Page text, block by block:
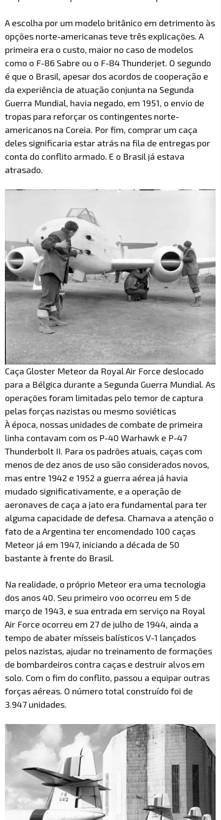
A escolha por um modelo britânico em detrimento às
opções norte-americanas teve três explicações. A
primeira era o custo, maior no caso de modelos
como o F-86 Sabre ou o F-84 Thunderjet. O segundo
é que o Brasil, apesar dos acordos de cooperação e
da experiência de atuação conjunta na Segunda
Guerra Mundial, havia negado, em 1951, o envio de
tropas para reforçar os contingentes norte-
americanos na Coreia. Por fim, comprar um caça
deles significaria estar atrás na fila de entregas por
conta do conflito armado. E o Brasil já estava
atrasado.
Caça Gloster Meteor da Royal Air Force deslocado
para a Bélgica durante a Segunda Guerra Mundial. As
operações foram limitadas pelo temor de captura
pelas forças nazistas ou mesmo soviéticas
À época, nossas unidades de combate de primeira
linha contavam com os P-40 Warhawk e P-47
Thunderbolt II. Para os padrões atuais, caças com
menos de dez anos de uso são considerados novos,
mas entre 1942 e 1952 a guerra aérea já havia
mudado significativamente, e a operação de
aeronaves de caça a jato era fundamental para ter
alguma capacidade de defesa. Chamava a atenção o
fato de a Argentina ter encomendado 100 caças
Meteor já em 1947, iniciando a década de 50
bastante à frente do Brasil.
Na realidade, o próprio Meteor era uma tecnologia
dos anos 40. Seu primeiro voo ocorreu em 5 de
março de 1943, e sua entrada em serviço na Royal
Air Force ocorreu em 27 de julho de 1944, ainda a
tempo de abater mísseis balísticos V-1 lançados
pelos nazistas, ajudar no treinamento de formações
de bombardeiros contra caças e destruir alvos em
solo. Com o fim do conflito, passou a equipar outras
forças aéreas. O número total construído foi de
3.947 unidades.